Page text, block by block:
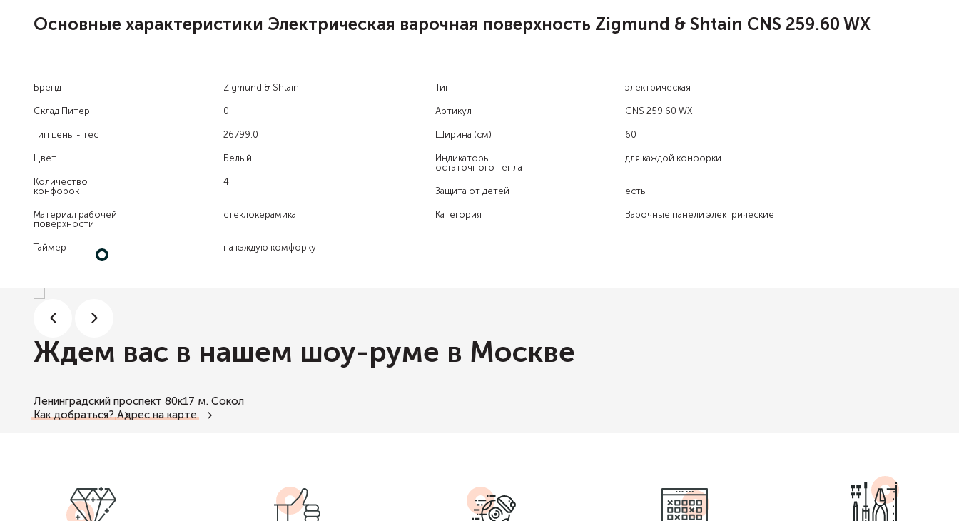
Основные характеристики Электрическая варочная поверхность Zigmund & Shtain CNS 259.60 WX
Бренд Zigmund & Shtain
Склад Питер 0
Тип цены - тест 26799.0
Цвет Белый
Количество
конфорок
4
Материал рабочей
поверхности
стеклокерамика
Таймер на каждую комфорку
Тип электрическая
Артикул CNS 259.60 WX
Ширина (см) 60
Индикаторы
остаточного тепла
для каждой конфорки
Защита от детей есть
Категория Варочные панели электрические
Ждем вас в нашем шоу-руме в Москве
Ленинградский проспект 80к17 м. Сокол
Как добраться? Адрес на карте